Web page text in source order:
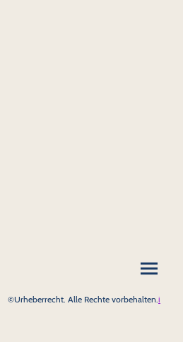
©Urheberrecht. Alle Rechte vorbehalten. i